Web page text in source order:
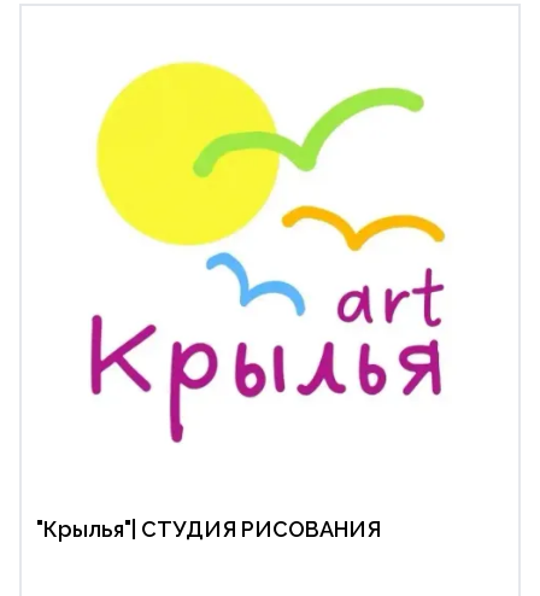
"Крылья"| СТУДИЯ РИСОВАНИЯ